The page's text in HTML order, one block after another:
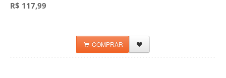
R$ 117,99
COMPRAR